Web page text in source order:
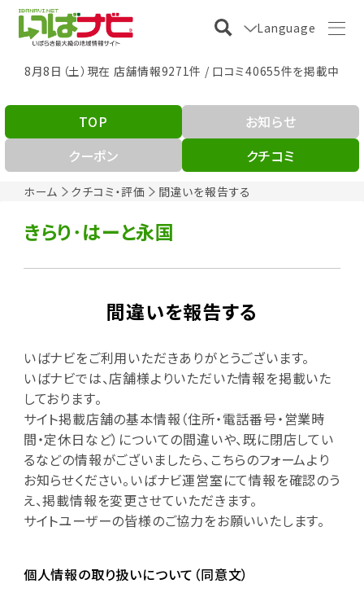
Language
8月8日（土）現在 店舗情報9271件 / 口コミ40655件を掲載中
ホーム クチコミ・評価 間違いを報告する
TOP
お知らせ
クーポン
クチコミ
きらり･はーと永国
間違いを報告する
いばナビをご利用いただきありがとうございます。
いばナビでは、店舗様よりいただいた情報を掲載いた
しております。
サイト掲載店舗の基本情報（住所・電話番号・営業時
間・定休日など）についての間違いや、既に閉店してい
るなどの情報がございましたら、こちらのフォームより
お知らせください。いばナビ運営室にて情報を確認のう
え、掲載情報を変更させていただきます。
サイトユーザーの皆様のご協力をお願いいたします。
個人情報の取り扱いについて（同意文）